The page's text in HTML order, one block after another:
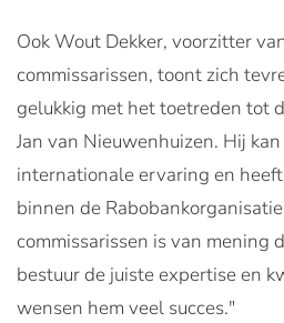
Ook Wout Dekker, voorzitter
commissarissen, toont zich
gelukkig met het toetreden tot
Jan van Nieuwenhuizen. Hij
internationale ervaring en
binnen de
commissarissen is van mening
bestuur de juiste expertise en
wensen hem veel succes."